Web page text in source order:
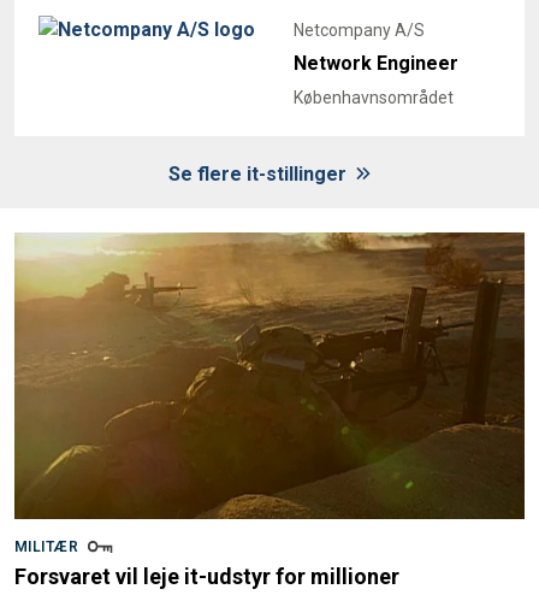
Netcompany A/S
Network Engineer
Københavnsområdet
Se flere it-stillinger
MILITÆR
Forsvaret vil leje it-udstyr for millioner